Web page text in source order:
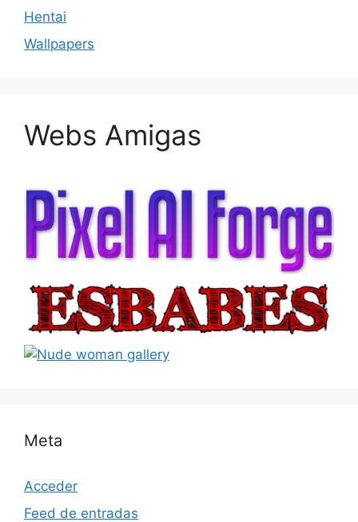
Hentai
Wallpapers
Webs Amigas
Meta
Acceder
Feed de entradas